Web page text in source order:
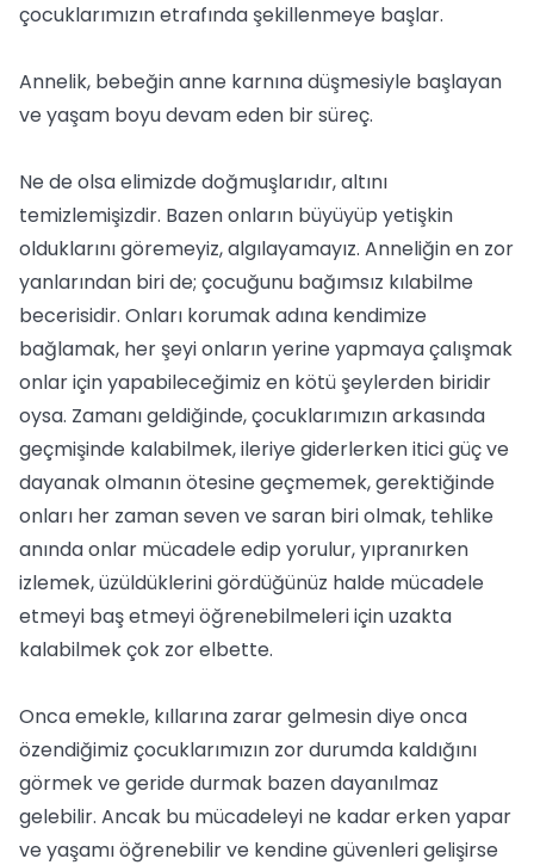
çocuklarımızın etrafında şekillenmeye başlar.
Annelik, bebeğin anne karnına düşmesiyle başlayan
ve yaşam boyu devam eden bir süreç.
Ne de olsa elimizde doğmuşlarıdır, altını
temizlemişizdir. Bazen onların büyüyüp yetişkin
olduklarını göremeyiz, algılayamayız. Anneliğin en zor
yanlarından biri de; çocuğunu bağımsız kılabilme
becerisidir. Onları korumak adına kendimize
bağlamak, her şeyi onların yerine yapmaya çalışmak
onlar için yapabileceğimiz en kötü şeylerden biridir
oysa. Zamanı geldiğinde, çocuklarımızın arkasında
geçmişinde kalabilmek, ileriye giderlerken itici güç ve
dayanak olmanın ötesine geçmemek, gerektiğinde
onları her zaman seven ve saran biri olmak, tehlike
anında onlar mücadele edip yorulur, yıpranırken
izlemek, üzüldüklerini gördüğünüz halde mücadele
etmeyi baş etmeyi öğrenebilmeleri için uzakta
kalabilmek çok zor elbette.
Onca emekle, kıllarına zarar gelmesin diye onca
özendiğimiz çocuklarımızın zor durumda kaldığını
görmek ve geride durmak bazen dayanılmaz
gelebilir. Ancak bu mücadeleyi ne kadar erken yapar
ve yaşamı öğrenebilir ve kendine güvenleri gelişirse